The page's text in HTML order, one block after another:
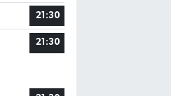
21:30
21:30